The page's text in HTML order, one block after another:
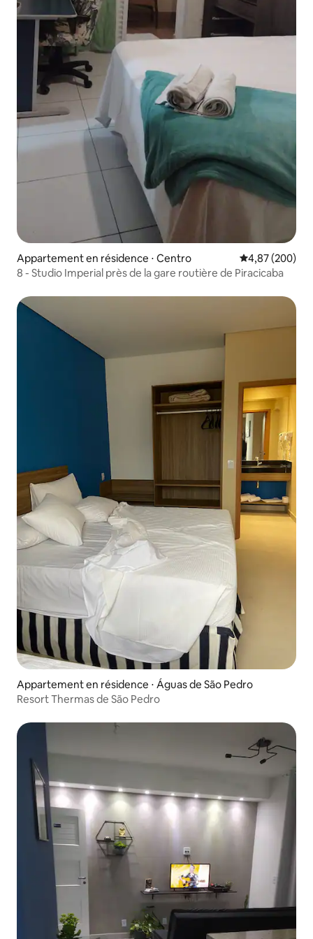
Appartement en résidence ⋅ Centro Évaluation
4,87 (200)
8 - Studio Imperial près de la gare routière de Piracicaba
Appartement en résidence ⋅ Águas de São Pedro
Resort Thermas de São Pedro